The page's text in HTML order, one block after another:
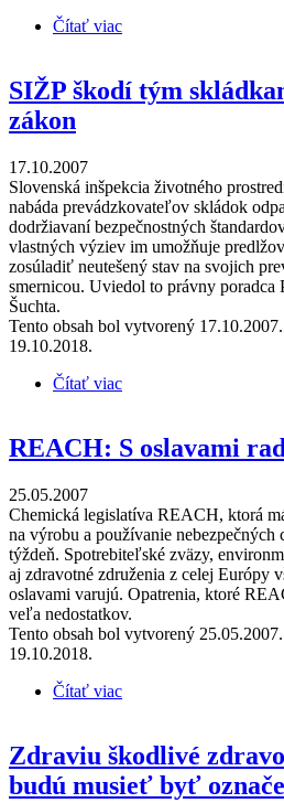
Čítať viac
SIŽP škodí tým
zákon
17.10.2007
Slovenská inšpekcia životného
nabáda prevádzkovateľov skládok
dodržiavaní bezpečnostných
vlastných výziev im umožňuje
zosúladiť neutešený stav na svojich
smernicou. Uviedol to právny poradca
Šuchta.
Tento obsah bol vytvorený
19.10.2018.
Čítať viac
REACH: S oslavami
25.05.2007
Chemická legislatíva REACH, ktorá
na výrobu a používanie
týždeň. Spotrebiteľské zväzy,
aj zdravotné združenia z celej Európy
oslavami varujú. Opatrenia, ktoré
veľa nedostatkov.
Tento obsah bol vytvorený
19.10.2018.
Čítať viac
Zdraviu škodlivé
budú musieť byť